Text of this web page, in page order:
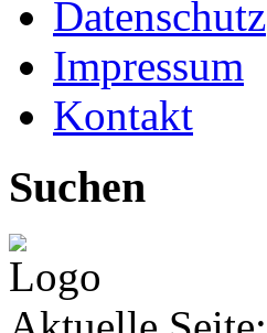
Datenschutz
Impressum
Kontakt
Suchen